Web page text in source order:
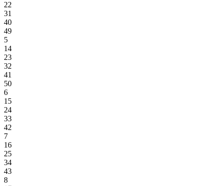
22
31
40
49
5
14
23
32
41
50
6
15
24
33
42
7
16
25
34
43
8